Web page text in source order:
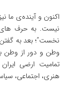
اکنون و آینده‌ی ما
نیست. به حرف
نخست”؛ بعد به گفتن
وطن و دور از وطن
تمامیت ارضی
هنری، اجتماعی،